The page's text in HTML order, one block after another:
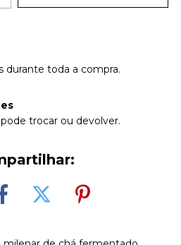
durante toda a compra.
trocar ou devolver.